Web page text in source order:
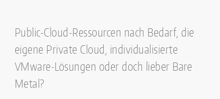
Public-Cloud-Ressourcen nach Bedarf, die
eigene Private Cloud, individualisierte
VMware-Lösungen oder doch lieber Bare
Metal?